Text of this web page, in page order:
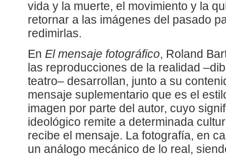
vida y la muerte, el movimiento y la
retornar a las imágenes del pasado
redimirlas.
En El mensaje fotográfico, Roland
las reproducciones de la realidad
teatro– desarrollan, junto a su
mensaje suplementario que es el
imagen por parte del autor, cuyo
ideológico remite a determinada
recibe el mensaje. La fotografía, en
un análogo mecánico de lo real,